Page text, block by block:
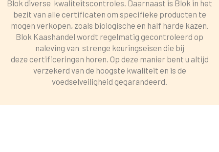
Blok diverse kwaliteitscontroles. Daarnaast is Blok in het
bezit van alle certificaten om specifieke producten te
mogen verkopen, zoals biologische en half harde kazen.
Blok Kaashandel wordt regelmatig gecontroleerd op
naleving van strenge keuringseisen die bij
deze certificeringen horen . Op deze manier bent u altijd
verzekerd van de hoogste kwaliteit en is de
voedselveiligheid gegarandeerd